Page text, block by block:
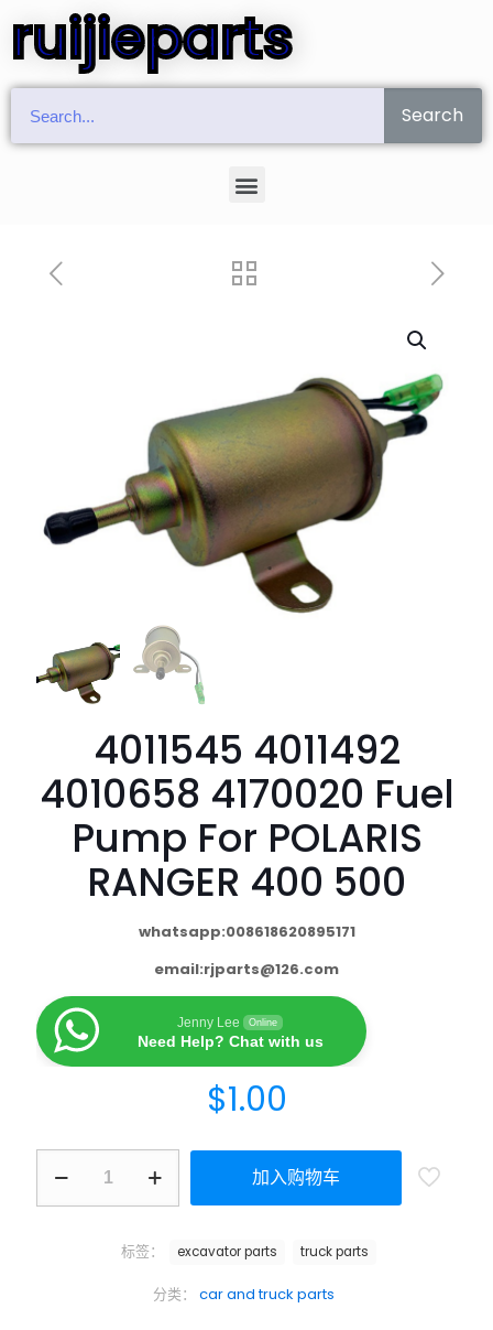
ruijieparts
Search
4011545 4011492
4010658 4170020 Fuel
Pump For POLARIS
RANGER 400 500
whatsapp:008618620895171
email:rjparts@126.com
Jenny Lee Online
Need Help? Chat with us
$1.00
加入购物车
分类： car and truck parts
标签： excavator parts truck parts